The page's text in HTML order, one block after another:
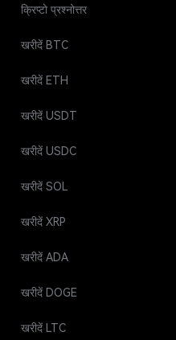
क्रिप्टो प्रश्नोत्तर
खरीदें BTC
खरीदें ETH
खरीदें USDT
खरीदें USDC
खरीदें SOL
खरीदें XRP
खरीदें ADA
खरीदें DOGE
खरीदें LTC